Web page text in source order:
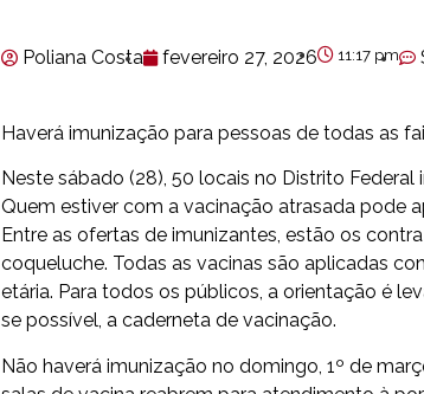
Poliana Costa fevereiro 27, 2026 11:17 pm
Haverá imunização para pessoas de todas as
Neste sábado (28), 50 locais no Distrito Federal
Quem estiver com a vacinação atrasada pode
Entre as ofertas de imunizantes, estão os
coqueluche. Todas as vacinas são aplicadas
etária. Para todos os públicos, a orientação é
se possível, a caderneta de vacinação.
Não haverá imunização no domingo, 1º de